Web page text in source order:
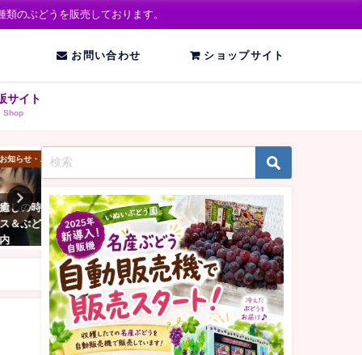
のぶどうを販売しております。
お問い合わせ ショップサイト
サイト
Shop
ュース
｜
畑
いぬいぶどう園のインスタグラ
ム
06/25/2025
【2025年のお知らせ】いぬ
どう園の直売所は6月30日
ン予定です！
06/14/2025